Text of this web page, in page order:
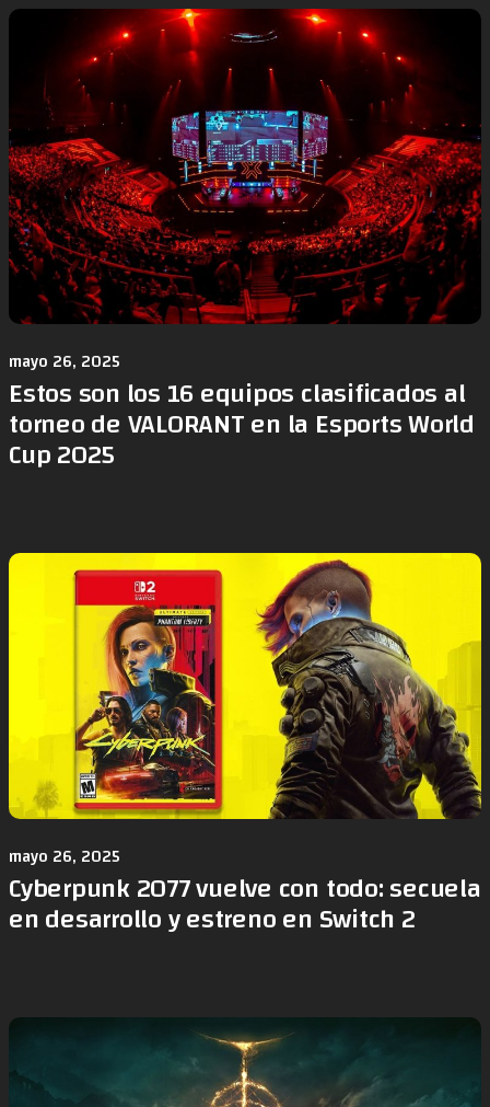
mayo 26, 2025
Estos son los 16 equipos clasificados al
torneo de VALORANT en la Esports World
Cup 2025
mayo 26, 2025
Cyberpunk 2077 vuelve con todo: secuela
en desarrollo y estreno en Switch 2